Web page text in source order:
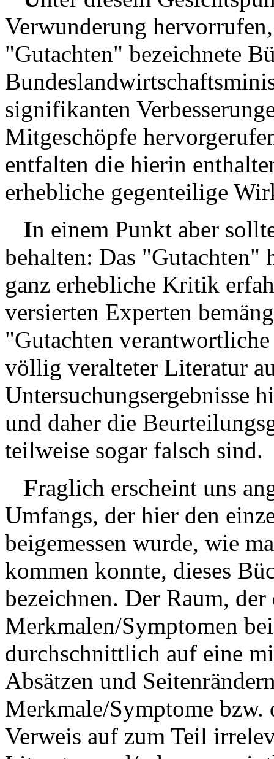
Verwunderung
"Gutachten" bezeichnete
signifikanten
Mitgeschöpfe
entfalten die hierin
erhebliche gegenteilige
In einem Punkt aber
behalten: Das "Gutachten"
ganz erhebliche Kritik
versierten Experten
"Gutachten
völlig veralteter Literatur
Untersuchungsergebnisse
und daher die
teilweise sogar falsch sind.
Fraglich erscheint uns
Umfangs, der hier den
beigemessen wurde, wie
kommen konnte, dieses
bezeichnen. Der Raum,
Merkmalen/Symptomen
durchschnittlich auf eine
Absätzen und
Merkmale/Symptome bzw.
Verweis auf zum Teil